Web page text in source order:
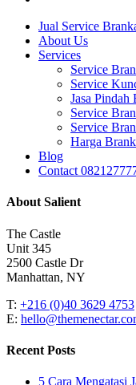
Close
Menu
Jual Service
About Us
Services
Service
Service
Jasa Pindah
Service
Service
Harga
Blog
Contact
About Salient
The Castle
Unit 345
2500 Castle Dr
Manhattan, NY
T: +216 (0)40 3629 4753
E:
Recent Posts
5 Cara Mengatasi